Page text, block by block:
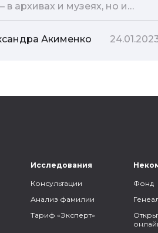
архивах и музеях, но и
интернетом. Сегодня
вам как и в каких
сетях можно провести
построить с ними
Акименко
Исследования
Консультации
Анализ фамилии
Тариф «Эксперт»
Фонд